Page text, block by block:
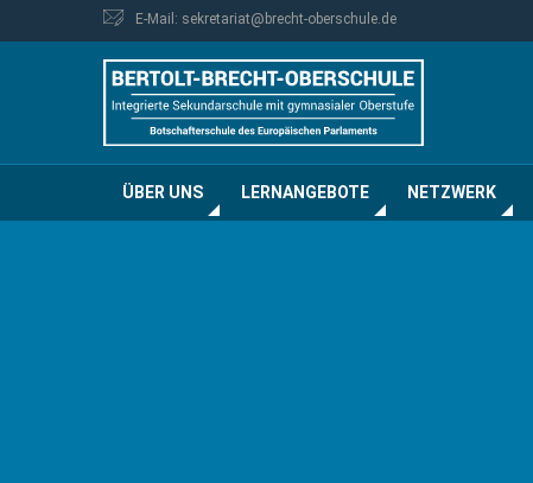
E-Mail: sekretariat@brecht-oberschule.de
ÜBER UNS LERNANGEBOTE NETZWERK